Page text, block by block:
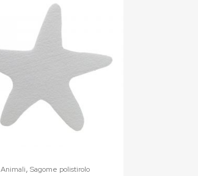
Animali, Sagome polistirolo